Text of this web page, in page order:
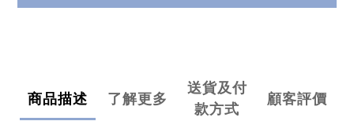
商品描述 了解更多
送貨及付
款方式
顧客評價